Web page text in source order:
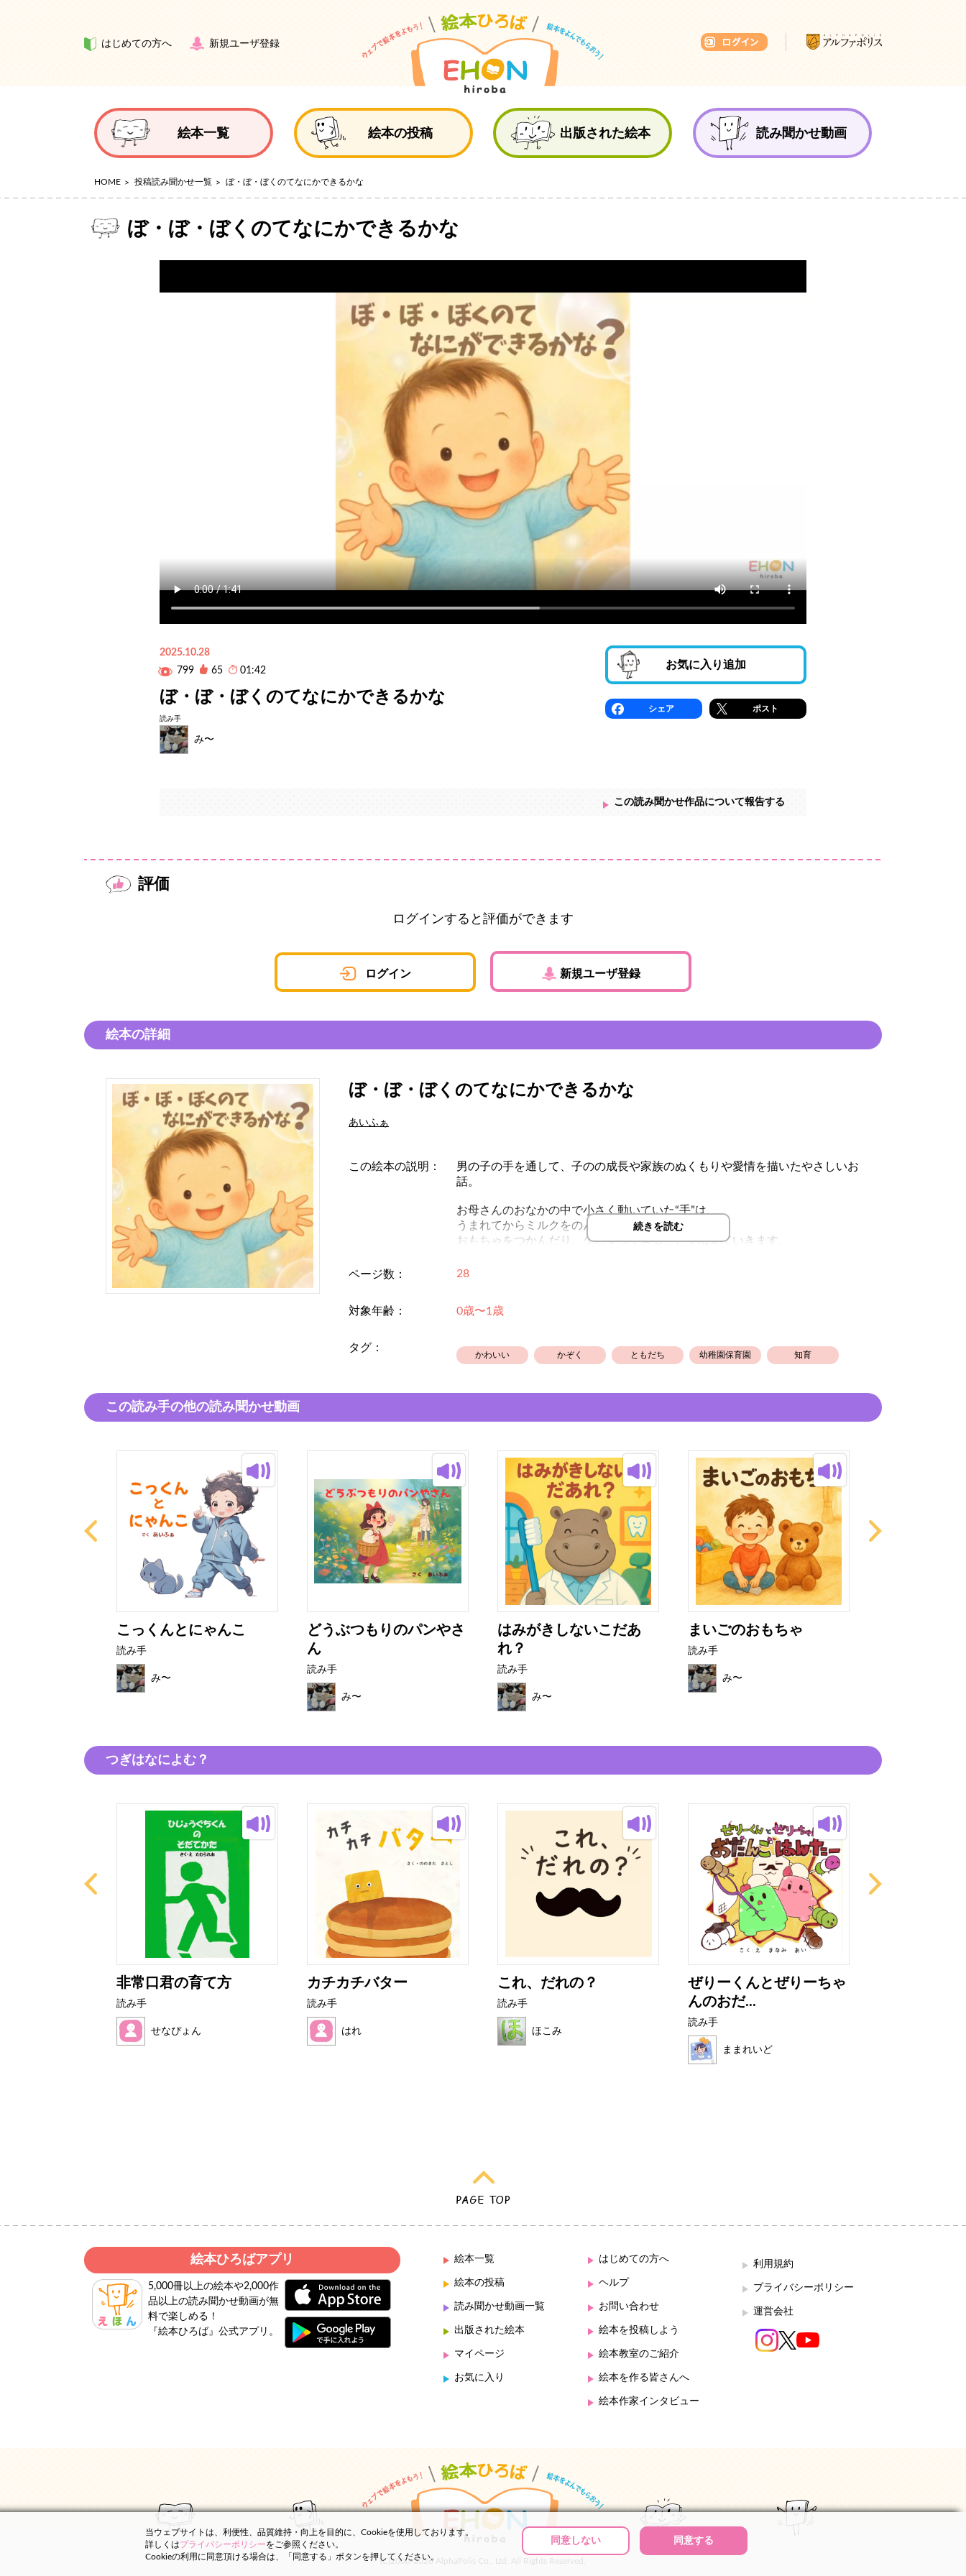
はじめての方へ 新規ユーザ登録
絵本一覧 絵本の投稿 出版された絵本 読み聞かせ動画
HOME 投稿読み聞かせ一覧 ぼ・ぼ・ぼくのてなにかできるかな
ぼ・ぼ・ぼくのてなにかできるかな
2025.10.28
799
65 01:42
ぼ・ぼ・ぼくのてなにかできるかな
読み手
み〜
お気に入り追加
シェア ポスト
この読み聞かせ作品について報告する
評価
ログインすると評価ができます
ログイン 新規ユーザ登録
絵本の詳細
ぼ・ぼ・ぼくのてなにかできるかな
あいふぁ
この絵本の説明：
男の子の手を通して、子のの成長や家族のぬくもりや愛情を描いたやさしいお
話。
お母さんのおなかの中で小さく動いていた“手”は、
うまれてからミルクをのんだり、
おもちゃをつかんだり、少しずつできることを増えていきます。
パパやママの手をぎゅっとにぎるその小さな手には、
続きを読む
ページ数： 28
対象年齢： 0歳〜1歳
タグ：
かわいい かぞく ともだち 幼稚園保育園 知育
この読み手の他の読み聞かせ動画
こっくんとにゃんこ
読み手
み〜
どうぶつもりのパンやさ
ん
読み手
み〜
はみがきしないこだあ
れ？
読み手
み〜
まいごのおもちゃ
読み手
み〜
つぎはなによむ？
非常口君の育て方
読み手
せなぴょん
カチカチバター
読み手
はれ
これ、だれの？
読み手
ほこみ
ぜりーくんとぜりーちゃ
んのおだ...
読み手
ままれいど
絵本ひろばアプリ
5,000冊以上の絵本や2,000作
品以上の読み聞かせ動画が無
料で楽しめる！
『絵本ひろば』公式アプリ。
絵本一覧
絵本の投稿
読み聞かせ動画一覧
出版された絵本
マイページ
お気に入り
はじめての方へ
ヘルプ
お問い合わせ
絵本を投稿しよう
絵本教室のご紹介
絵本を作る皆さんへ
絵本作家インタビュー
利用規約
プライバシーポリシー
運営会社
(C)2000-2026 AlphaPolis Co., Ltd. All Rights Reserved.
当ウェブサイトは、利便性、品質維持・向上を目的に、Cookieを使用しております。
詳しくはプライバシーポリシーをご参照ください。
Cookieの利用に同意頂ける場合は、「同意する」ボタンを押してください。
同意しない 同意する